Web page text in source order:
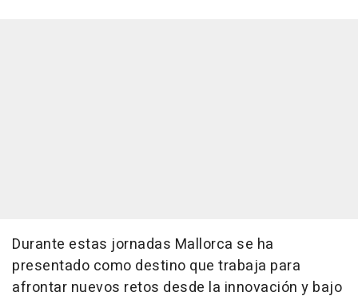
Durante estas jornadas Mallorca se ha
presentado como destino que trabaja para
afrontar nuevos retos desde la innovación y bajo